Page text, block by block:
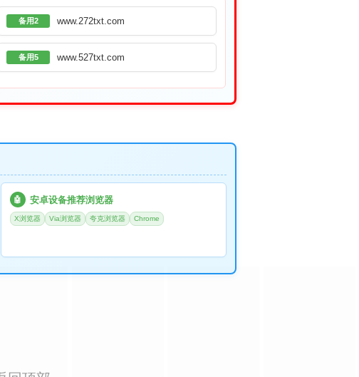
备用2 www.272txt.com
备用5 www.527txt.com
🤖 安卓设备推荐浏览器
X浏览器 Via浏览器 夸克浏览器 Chrome